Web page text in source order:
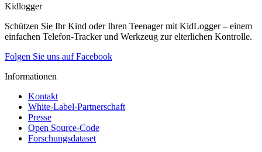
Kidlogger
Schützen Sie Ihr Kind oder Ihren Teenager mit KidLogger – einem
einfachen Telefon-Tracker und Werkzeug zur elterlichen Kontrolle.
Folgen Sie uns auf Facebook
Informationen
Kontakt
White-Label-Partnerschaft
Presse
Open Source-Code
Forschungsdataset